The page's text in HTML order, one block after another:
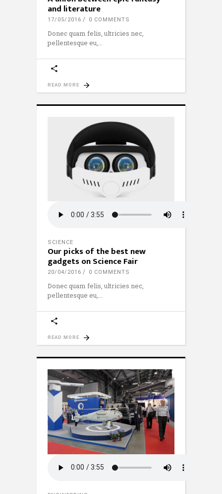
and literature
17/05/2016 0 COMMENTS
Donec quam felis, ultricies nec,
pellentesque eu,
READ MORE
SCIENCE
Our picks of the best new
gadgets on Science Fair
20/04/2016 0 COMMENTS
Donec quam felis, ultricies nec,
pellentesque eu,
READ MORE